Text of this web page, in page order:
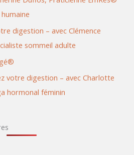
digestion – avec Clémence
sommeil adulte
votre digestion – avec Charlotte
hormonal féminin